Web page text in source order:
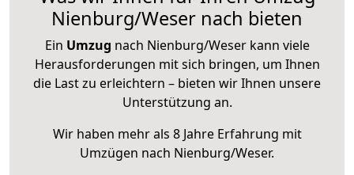
Nienburg/Weser nach bieten
Ein Umzug nach Nienburg/Weser kann viele
Herausforderungen mit sich bringen, um Ihnen
die Last zu erleichtern – bieten wir Ihnen unsere
Unterstützung an.
Wir haben mehr als 8 Jahre Erfahrung mit
Umzügen nach Nienburg/Weser.